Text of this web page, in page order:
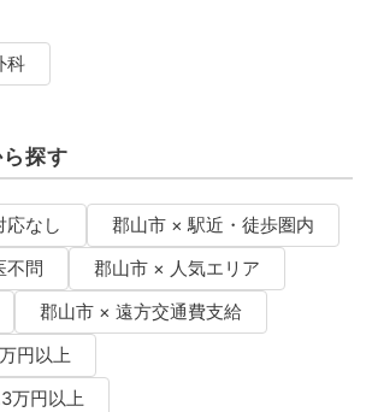
科
探す
応なし
郡山市 × 駅近・徒歩圏内
不問
郡山市 × 人気エリア
郡山市 × 遠方交通費支給
円以上
万円以上